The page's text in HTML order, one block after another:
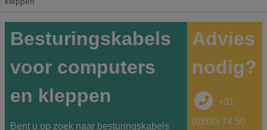
Besturingskabels
voor computers
en kleppen
Bent u op zoek naar besturingskabels
Advies
nodig?
+31
(0)593 74 50